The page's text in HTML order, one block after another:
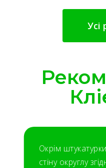
Усі
Окрім
стіну округлу